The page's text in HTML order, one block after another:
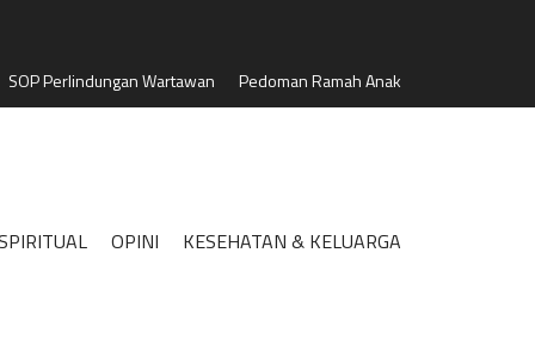
SOP Perlindungan Wartawan Pedoman Ramah Anak
OPINI KESEHATAN & KELUARGA